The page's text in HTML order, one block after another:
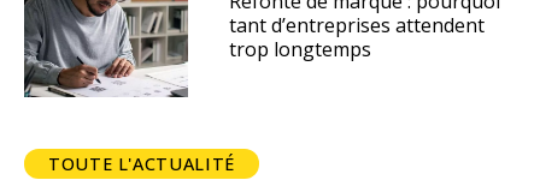
tant d’entreprises attendent
trop longtemps
TOUTE L'ACTUALITÉ